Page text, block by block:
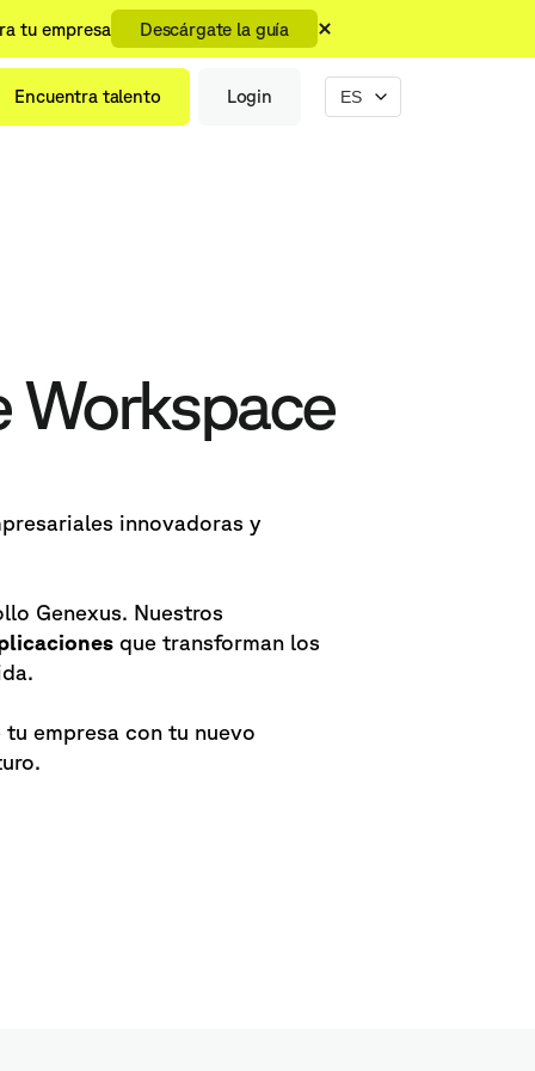
tu empresa Descárgate la guía
Encuentra talento Login
Workspace
innovadoras y
Genexus. Nuestros
que transforman los
empresa con tu nuevo